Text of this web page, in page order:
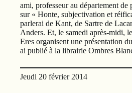
ami, professeur au département de
sur « Honte, subjectivation et
parlerai de Kant, de Sartre de
Anders. Et, le samedi après-midi,
Eres organisent une présentation
ai publié à la librairie Ombres
Jeudi 20 février 2014